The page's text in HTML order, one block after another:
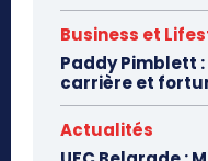
Business et
Paddy Pimblett
carrière et
Actualités